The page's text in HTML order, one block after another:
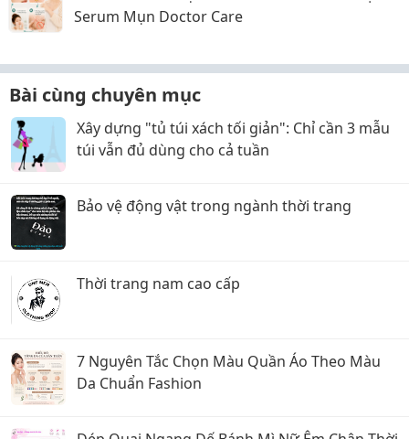
Serum Mụn Doctor Care
Bài cùng chuyên mục
Xây dựng "tủ túi xách tối giản": Chỉ cần 3 mẫu
túi vẫn đủ dùng cho cả tuần
Bảo vệ động vật trong ngành thời trang
Thời trang nam cao cấp
7 Nguyên Tắc Chọn Màu Quần Áo Theo Màu
Da Chuẩn Fashion